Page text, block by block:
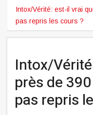
Intox/Vérité: est-il vrai
pas repris les cours ?
Intox/
près de
pas repris